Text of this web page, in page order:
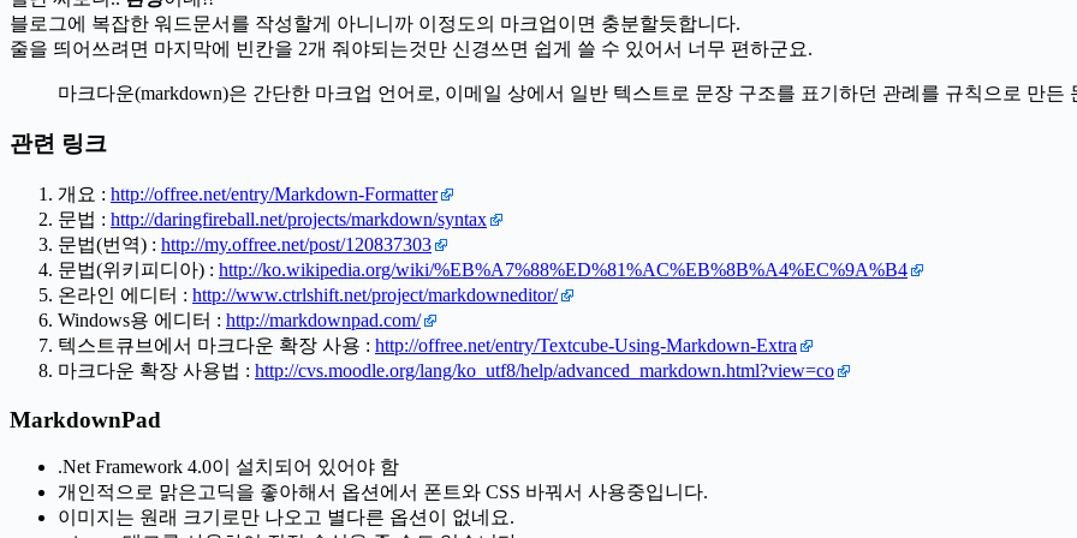
블로그에 복잡한 워드문서를 작성할게 아니니까 이정도의 마크업이면 충분할듯합니다.
줄을 띄어쓰려면 마지막에 빈칸을 2개 줘야되는것만 신경쓰면 쉽게 쓸 수 있어서 너무 편하군요.
마크다운(markdown)은 간단한 마크업 언어로, 이메일 상에서 일반 텍스트로 문장 구조를 표기하던 관례를 규칙으로 만든
관련 링크
개요 : http://offree.net/entry/Markdown-Formatter
문법 : http://daringfireball.net/projects/markdown/syntax
문법(번역) : http://my.offree.net/post/120837303
문법(위키피디아) : http://ko.wikipedia.org/wiki/%EB%A7%88%ED%81%AC%EB%8B%A4%EC%9A%B4
온라인 에디터 : http://www.ctrlshift.net/project/markdowneditor/
Windows용 에디터 : http://markdownpad.com/
텍스트큐브에서 마크다운 확장 사용 : http://offree.net/entry/Textcube-Using-Markdown-Extra
마크다운 확장 사용법 : http://cvs.moodle.org/lang/ko_utf8/help/advanced_markdown.html?view=co
MarkdownPad
.Net Framework 4.0이 설치되어 있어야 함
개인적으로 맑은고딕을 좋아해서 옵션에서 폰트와 CSS 바꿔서 사용중입니다.
이미지는 원래 크기로만 나오고 별다른 옵션이 없네요.